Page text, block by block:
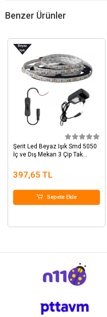
Benzer Ürünler
Şerit Led Beyaz Işık Smd 5050
İç ve Dış Mekan 3 Çip Tak
397,65 TL
Sepete Ekle